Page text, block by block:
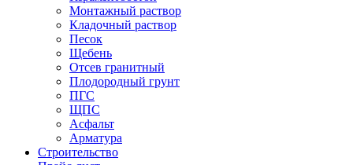
Монтажный раствор
Кладочный раствор
Песок
Щебень
Отсев гранитный
Плодородный грунт
ПГС
ЩПС
Асфальт
Арматура
Строительство